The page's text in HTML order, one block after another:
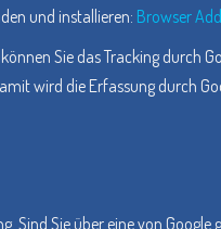
und installieren: Browser
Sie das Tracking durch
wird die Erfassung durch
Sind Sie über eine von